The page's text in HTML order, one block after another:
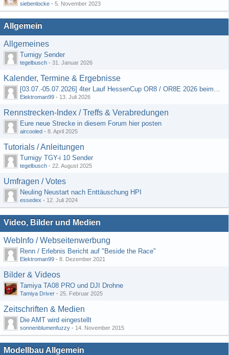
siebenlocke - 5. November 2023
Allgemein
Allgemeines
Turnigy Sender
tegelbusch - 31. Januar 2026
Kalender, Termine & Ergebnisse
[03.07.-05.07.2026] 4ter Lauf HessenCup OR8 / OR8E 2026 beim MSV Linsengericht e.V.
Elektroman99 - 13. Juli 2026
Rennstrecken-Index / Treffs & Verabredungen
Eure neue Strecke in diesem Forum hier posten
aircooled - 8. April 2025
Tutorials / Anleitungen
Turnigy TGY-i 10 Sender
tegelbusch - 22. August 2025
Umfragen / Votes
Neuling Neustart nach Enttäuschung HPI
essedex - 12. Juli 2024
Video, Bilder und Medien
WebInfo / Webseitenwerbung
Renn / Erlebnis Bericht auf "Beside the Race"
Elektroman99 - 8. Dezember 2021
Bilder & Videos
Tamiya TA08 PRO und DJI Drohne
Tamiya Driver - 25. Februar 2025
Zeitschriften & Medien
Die AMT wird eingestellt
sonnenblumenfuzzy - 14. November 2015
Modellbau Allgemein